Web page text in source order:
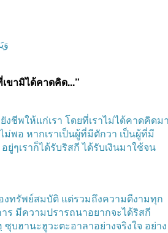
ขามิได้คาดคิด...”
งชีพให้แก่เรา โดยที่เราไม่ได้คาดคิดมา
ม่พอ หากเราเป็นผู้ที่มีตักวา เป็นผู้ที่มี
อยู่ๆเราก็ได้รับริสกี ได้รับเงินมาใช้จน
งทรัพย์สมบัติ แต่รวมถึงความดีงามทุก
ร มีความปรารถนาอยากจะได้ริสกี
ซุบฮานะฮูวะตะอาลาอย่างจริงใจ อย่าง